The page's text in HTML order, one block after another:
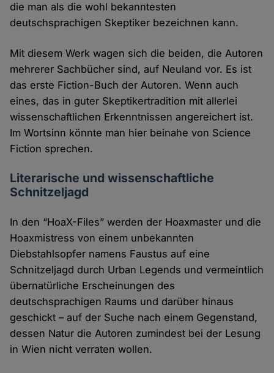
die man als die wohl bekanntesten
deutschsprachigen Skeptiker bezeichnen kann.
Mit diesem Werk wagen sich die beiden, die Autoren
mehrerer Sachbücher sind, auf Neuland vor. Es ist
das erste Fiction-Buch der Autoren. Wenn auch
eines, das in guter Skeptikertradition mit allerlei
wissenschaftlichen Erkenntnissen angereichert ist.
Im Wortsinn könnte man hier beinahe von Science
Fiction sprechen.
Literarische und wissenschaftliche
Schnitzeljagd
In den “HoaX-Files” werden der Hoaxmaster und die
Hoaxmistress von einem unbekannten
Diebstahlsopfer namens Faustus auf eine
Schnitzeljagd durch Urban Legends und vermeintlich
übernatürliche Erscheinungen des
deutschsprachigen Raums und darüber hinaus
geschickt – auf der Suche nach einem Gegenstand,
dessen Natur die Autoren zumindest bei der Lesung
in Wien nicht verraten wollen.